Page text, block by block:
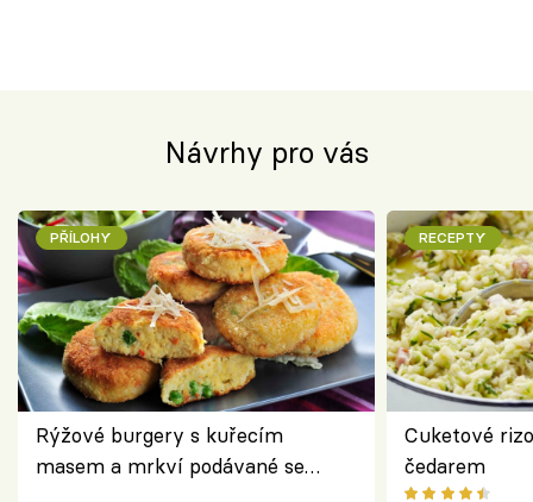
Návrhy pro vás
PŘÍLOHY
Rýžové burgery s kuřecím
masem a mrkví podávané se
RECEPTY
Cuketové
čedarem